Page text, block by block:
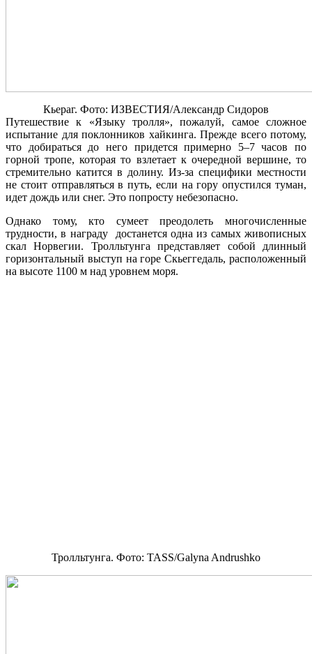
Кьераг. Фото: ИЗВЕСТИЯ/Александр Сидоров
Путешествие к «Языку тролля», пожалуй, самое сложное
испытание для поклонников хайкинга. Прежде всего потому,
что добираться до него придется примерно 5–7 часов по
горной тропе, которая то взлетает к очередной вершине, то
стремительно катится в долину. Из-за специфики местности
не стоит отправляться в путь, если на гору опустился туман,
идет дождь или снег. Это попросту небезопасно.
Однако тому, кто сумеет преодолеть многочисленные
трудности, в награду достанется одна из самых живописных
скал Норвегии. Тролльтунга представляет собой длинный
горизонтальный выступ на горе Скьеггедаль, расположенный
на высоте 1100 м над уровнем моря.
Тролльтунга. Фото: TASS/Galyna Andrushko